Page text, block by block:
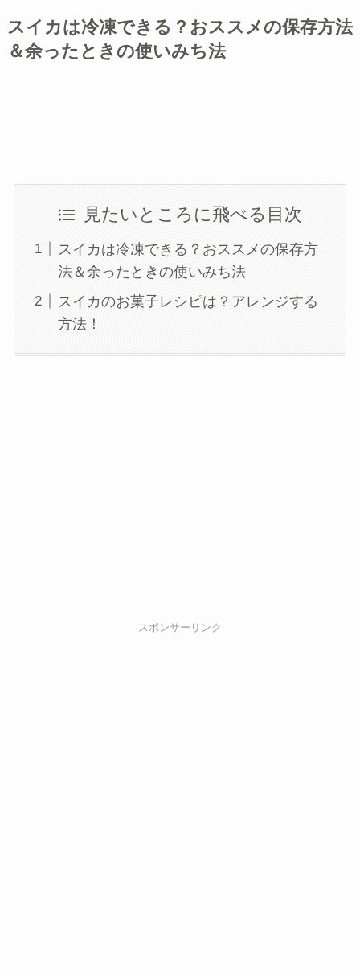
スイカは冷凍できる？おススメの保存方法
＆余ったときの使いみち法
見たいところに飛べる目次
スイカは冷凍できる？おススメの保存方
法＆余ったときの使いみち法
スイカのお菓子レシピは？アレンジする
方法！
スポンサーリンク